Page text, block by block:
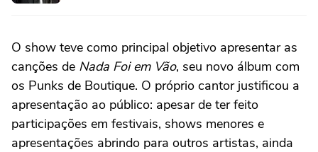
O show teve como principal objetivo apresentar as
canções de Nada Foi em Vão, seu novo álbum com
os Punks de Boutique. O próprio cantor justificou a
apresentação ao público: apesar de ter feito
participações em festivais, shows menores e
apresentações abrindo para outros artistas, ainda